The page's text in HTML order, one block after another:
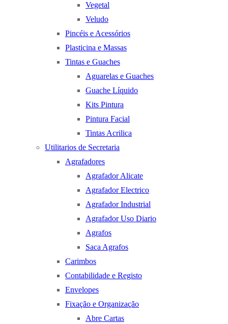
Vegetal
Veludo
Pincéis e Acessórios
Plasticina e Massas
Tintas e Guaches
Aguarelas e Guaches
Guache Líquido
Kits Pintura
Pintura Facial
Tintas Acrilica
Utilitarios de Secretaria
Agrafadores
Agrafador Alicate
Agrafador Electrico
Agrafador Industrial
Agrafador Uso Diario
Agrafos
Saca Agrafos
Carimbos
Contabilidade e Registo
Envelopes
Fixação e Organização
Abre Cartas